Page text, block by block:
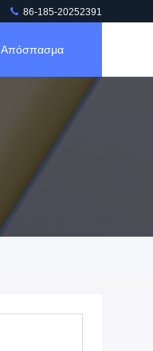
86-185-20252391
Απόσπασμα